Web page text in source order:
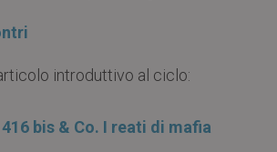
introduttivo al ciclo:
bis & Co. I reati di mafia